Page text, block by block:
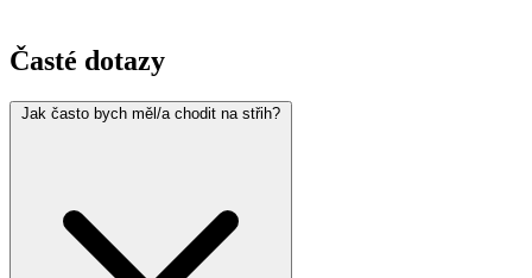
Časté dotazy
Jak často bych měl/a chodit na střih?